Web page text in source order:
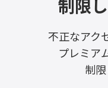
制限
不正なアク
プレミア
制